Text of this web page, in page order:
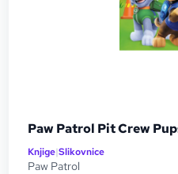
Paw Patrol Pit Crew
Knjige|Slikovnice
Paw Patrol